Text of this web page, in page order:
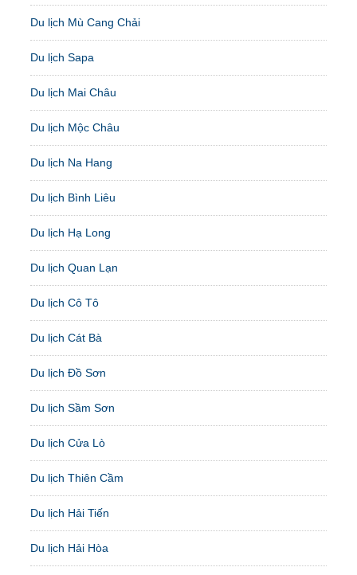
Du lịch Mù Cang Chải
Du lịch Sapa
Du lịch Mai Châu
Du lịch Mộc Châu
Du lịch Na Hang
Du lịch Bình Liêu
Du lịch Hạ Long
Du lịch Quan Lạn
Du lịch Cô Tô
Du lịch Cát Bà
Du lịch Đồ Sơn
Du lịch Sầm Sơn
Du lịch Cửa Lò
Du lịch Thiên Cầm
Du lịch Hải Tiến
Du lịch Hải Hòa